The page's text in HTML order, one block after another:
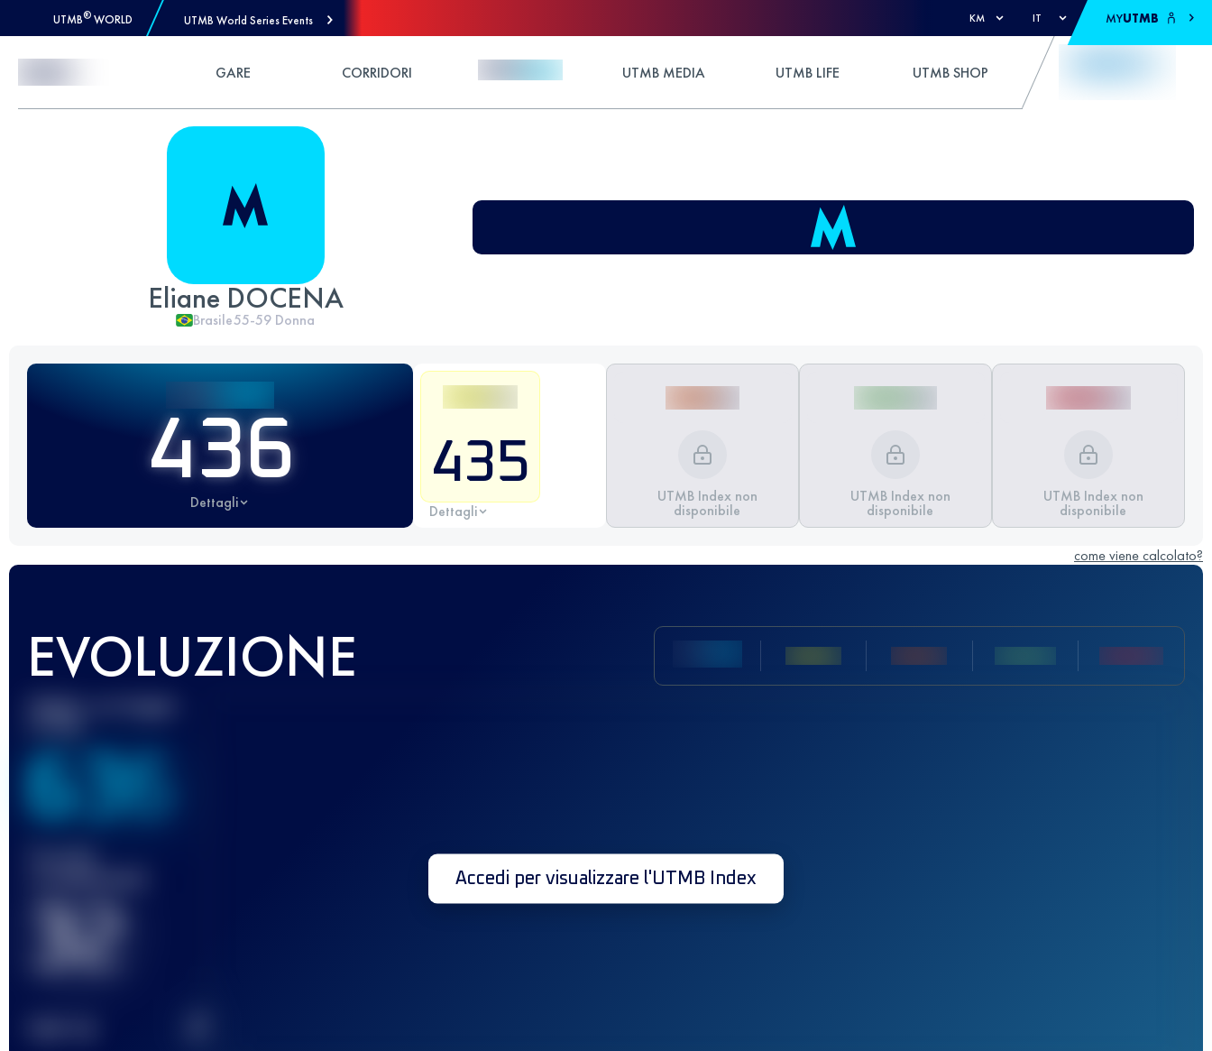
UTMB® WORLD UTMB World Series Events KM IT MYUTMB
GARE CORRIDORI UTMB MEDIA UTMB LIFE UTMB SHOP
Eliane DOCENA
Brasile55-59 Donna
436
Dettagli
435
Dettagli
UTMB Index non
disponibile
UTMB Index non
disponibile
UTMB Index non
disponibile
come viene calcolato?
EVOLUZIONE
Miglior punteggio
636
Gara(e)
32
Accedi per visualizzare l'UTMB Index